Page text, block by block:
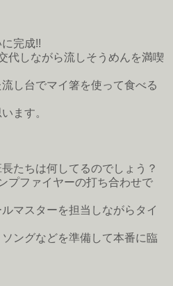
完成!!
代しながら流しそうめんを満喫
し台でマイ箸を使って食べる
ます。
たちは何してるのでしょう？
プファイヤーの打ち合わせで
マスターを担当しながらタイ
ングなどを準備して本番に臨